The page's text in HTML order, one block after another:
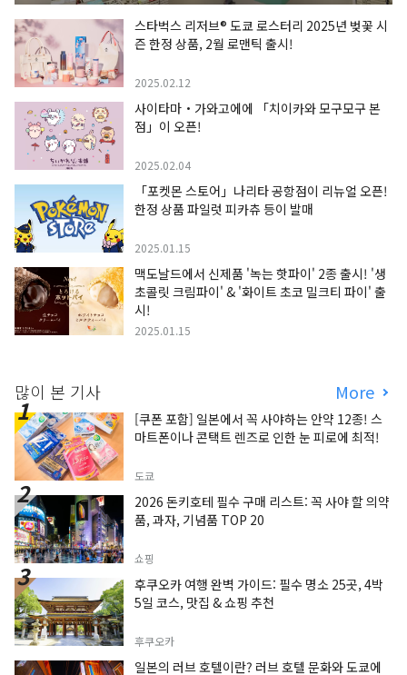
스타벅스 리저브® 도쿄 로스터리 2025년 벚꽃 시
즌 한정 상품, 2월 로맨틱 출시!
2025.02.12
사이타마・가와고에에 「치이카와 모구모구 본
점」이 오픈!
2025.02.04
「포켓몬 스토어」나리타 공항점이 리뉴얼 오픈!
한정 상품 파일럿 피카츄 등이 발매
2025.01.15
맥도날드에서 신제품 '녹는 핫파이' 2종 출시! '생
초콜릿 크림파이' & '화이트 초코 밀크티 파이' 출
시!
2025.01.15
많이 본 기사 More
[쿠폰 포함] 일본에서 꼭 사야하는 안약 12종! 스
마트폰이나 콘택트 렌즈로 인한 눈 피로에 최적!
도쿄
2026 돈키호테 필수 구매 리스트: 꼭 사야 할 의약
품, 과자, 기념품 TOP 20
쇼핑
후쿠오카 여행 완벽 가이드: 필수 명소 25곳, 4박
5일 코스, 맛집 & 쇼핑 추천
후쿠오카
일본의 러브 호텔이란? 러브 호텔 문화와 도쿄에